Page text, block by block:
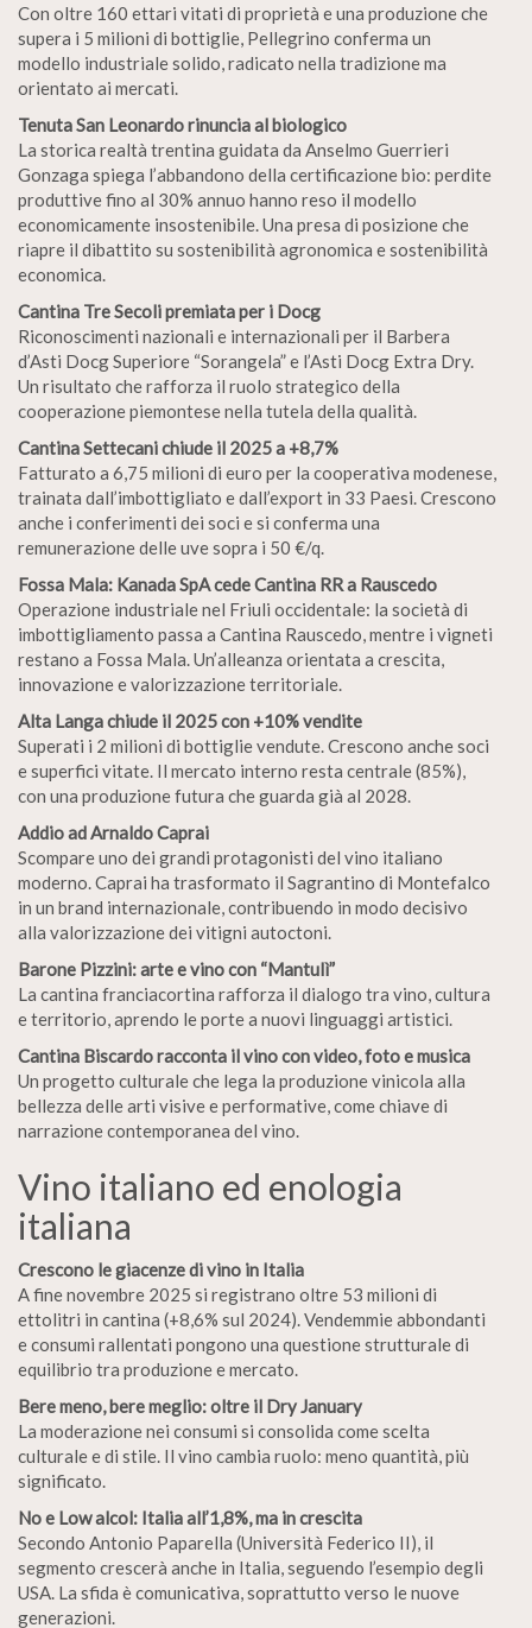
Con oltre 160 ettari vitati di proprietà e una produzione che
supera i 5 milioni di bottiglie, Pellegrino conferma un
modello industriale solido, radicato nella tradizione ma
orientato ai mercati.
Tenuta San Leonardo rinuncia al biologico
La storica realtà trentina guidata da Anselmo Guerrieri
Gonzaga spiega l’abbandono della certificazione bio: perdite
produttive fino al 30% annuo hanno reso il modello
economicamente insostenibile. Una presa di posizione che
riapre il dibattito su sostenibilità agronomica e sostenibilità
economica.
Cantina Tre Secoli premiata per i Docg
Riconoscimenti nazionali e internazionali per il Barbera
d’Asti Docg Superiore “Sorangela” e l’Asti Docg Extra Dry.
Un risultato che rafforza il ruolo strategico della
cooperazione piemontese nella tutela della qualità.
Cantina Settecani chiude il 2025 a +8,7%
Fatturato a 6,75 milioni di euro per la cooperativa modenese,
trainata dall’imbottigliato e dall’export in 33 Paesi. Crescono
anche i conferimenti dei soci e si conferma una
remunerazione delle uve sopra i 50 €/q.
Fossa Mala: Kanada SpA cede Cantina RR a Rauscedo
Operazione industriale nel Friuli occidentale: la società di
imbottigliamento passa a Cantina Rauscedo, mentre i vigneti
restano a Fossa Mala. Un’alleanza orientata a crescita,
innovazione e valorizzazione territoriale.
Alta Langa chiude il 2025 con +10% vendite
Superati i 2 milioni di bottiglie vendute. Crescono anche soci
e superfici vitate. Il mercato interno resta centrale (85%),
con una produzione futura che guarda già al 2028.
Addio ad Arnaldo Caprai
Scompare uno dei grandi protagonisti del vino italiano
moderno. Caprai ha trasformato il Sagrantino di Montefalco
in un brand internazionale, contribuendo in modo decisivo
alla valorizzazione dei vitigni autoctoni.
Barone Pizzini: arte e vino con “Mantulì”
La cantina franciacortina rafforza il dialogo tra vino, cultura
e territorio, aprendo le porte a nuovi linguaggi artistici.
Cantina Biscardo racconta il vino con video, foto e musica
Un progetto culturale che lega la produzione vinicola alla
bellezza delle arti visive e performative, come chiave di
narrazione contemporanea del vino.
Vino italiano ed enologia
italiana
Crescono le giacenze di vino in Italia
A fine novembre 2025 si registrano oltre 53 milioni di
ettolitri in cantina (+8,6% sul 2024). Vendemmie abbondanti
e consumi rallentati pongono una questione strutturale di
equilibrio tra produzione e mercato.
Bere meno, bere meglio: oltre il Dry January
La moderazione nei consumi si consolida come scelta
culturale e di stile. Il vino cambia ruolo: meno quantità, più
significato.
No e Low alcol: Italia all’1,8%, ma in crescita
Secondo Antonio Paparella (Università Federico II), il
segmento crescerà anche in Italia, seguendo l’esempio degli
USA. La sfida è comunicativa, soprattutto verso le nuove
generazioni.